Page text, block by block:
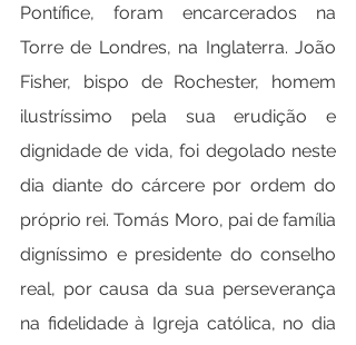
Pontífice, foram encarcerados na
Torre de Londres, na Inglaterra. João
Fisher, bispo de Rochester, homem
ilustríssimo pela sua erudição e
dignidade de vida, foi degolado neste
dia diante do cárcere por ordem do
próprio rei. Tomás Moro, pai de família
digníssimo e presidente do conselho
real, por causa da sua perseverança
na fidelidade à Igreja católica, no dia